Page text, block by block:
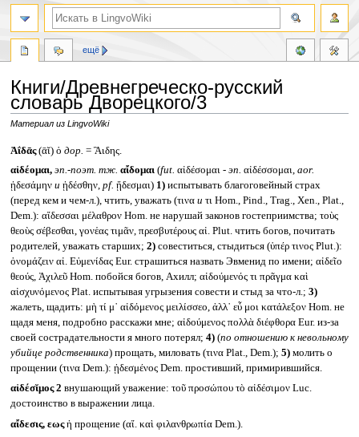
Книги/Древнегреческо-русский
словарь Дворецкого/3
Материал из LingvoWiki
Перейти
навигации
Перейти
поиску
Ἀΐδᾱς(ᾱῐ) ὁ дор. = Ἃιδης.
αἰδέομαι, эп.-поэт. тж. αἴδομαι (fut. αἰδέσομαι - эп. αἰδέσσομαι, aor.
ᾐδεσάμην и ᾐδέσθην, pf. ᾔδεσμαι) 1)испытывать благоговейный страх
(перед кем и чем-л.), чтить, уважать (τινα и τι Hom., Pind., Trag., Xen., Plat.,
Dem.): αἴδεσσαι μέλαθρον Hom. не нарушай законов гостеприимства; τοὺς
θεοὺς σέβεσθαι, γονἑας τιμᾶν, πρεσβυτέρους αἰ. Plut. чтить богов, почитать
родителей, уважать старших; 2)совеститься, стыдиться (ὑπέρ τινος Plut.):
ὀνομάζειν αἰ. Εὐμενίδας Eur. страшиться назвать Эвменид по имени; αἰδεῖο
θεούς, Ἀχιλεῦ Hom. побойся богов, Ахилл; αἰδούμενός τι πρᾶγμα καὶ
αἰσχυνόμενος Plat. испытывая угрызения совести и стыд за что-л.; 3)
жалеть, щадить: μὴ τί μ᾽ αἰδόμενος μειλίσσεο, ἀλλ᾽ εὖ μοι κατάλεξον Hom. не
щадя меня, подробно расскажи мне; αἰδούμενος πολλὰ διέφθορα Eur. из-за
своей сострадательности я много потерял; 4)(по отношению к невольному
убийце родственника) прощать, миловать (τινα Plat., Dem.); 5)молить о
прощении (τινα Dem.): ᾐδεσμένος Dem. простивший, примирившийся.
αἰδέσῐμος 2 внушающий уважение: τοῦ προσώπου τὸ αἰδέσιμον Luc.
достоинство в выражении лица.
αἴδεσις, εωςἡ прощение (αἴ. καὶ φιλανθρωπία Dem.).
ещё